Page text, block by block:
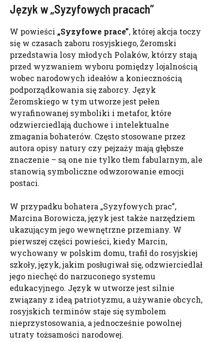
Język w „Syzyfowych pracach”
W powieści „Syzyfowe prace”, której akcja toczy
się w czasach zaboru rosyjskiego, Żeromski
przedstawia losy młodych Polaków, którzy stają
przed wyzwaniem wyboru pomiędzy lojalnością
wobec narodowych ideałów a koniecznością
podporządkowania się zaborcy. Język
Żeromskiego w tym utworze jest pełen
wyrafinowanej symboliki i metafor, które
odzwierciedlają duchowe i intelektualne
zmagania bohaterów. Często stosowane przez
autora opisy natury czy pejzaży mają głębsze
znaczenie – są one nie tylko tłem fabularnym, ale
stanowią symboliczne odwzorowanie emocji
postaci.
W przypadku bohatera „Syzyfowych prac”,
Marcina Borowicza, język jest także narzędziem
ukazującym jego wewnętrzne przemiany. W
pierwszej części powieści, kiedy Marcin,
wychowany w polskim domu, trafił do rosyjskiej
szkoły, język, jakim posługiwał się, odzwierciedlał
jego niechęć do narzuconego systemu
edukacyjnego. Język w utworze jest silnie
związany z ideą patriotyzmu, a używanie obcych,
rosyjskich terminów staje się symbolem
nieprzystosowania, a jednocześnie powolnej
utraty tożsamości narodowej.